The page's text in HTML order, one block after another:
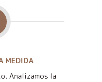
MEDIDA
Analizamos la